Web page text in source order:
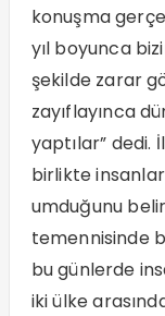
konuşma
yıl boyunca
şekilde zarar
zayıflayınca
yaptılar” dedi.
birlikte
umduğunu
temennisinde
bu günlerde
iki ülke